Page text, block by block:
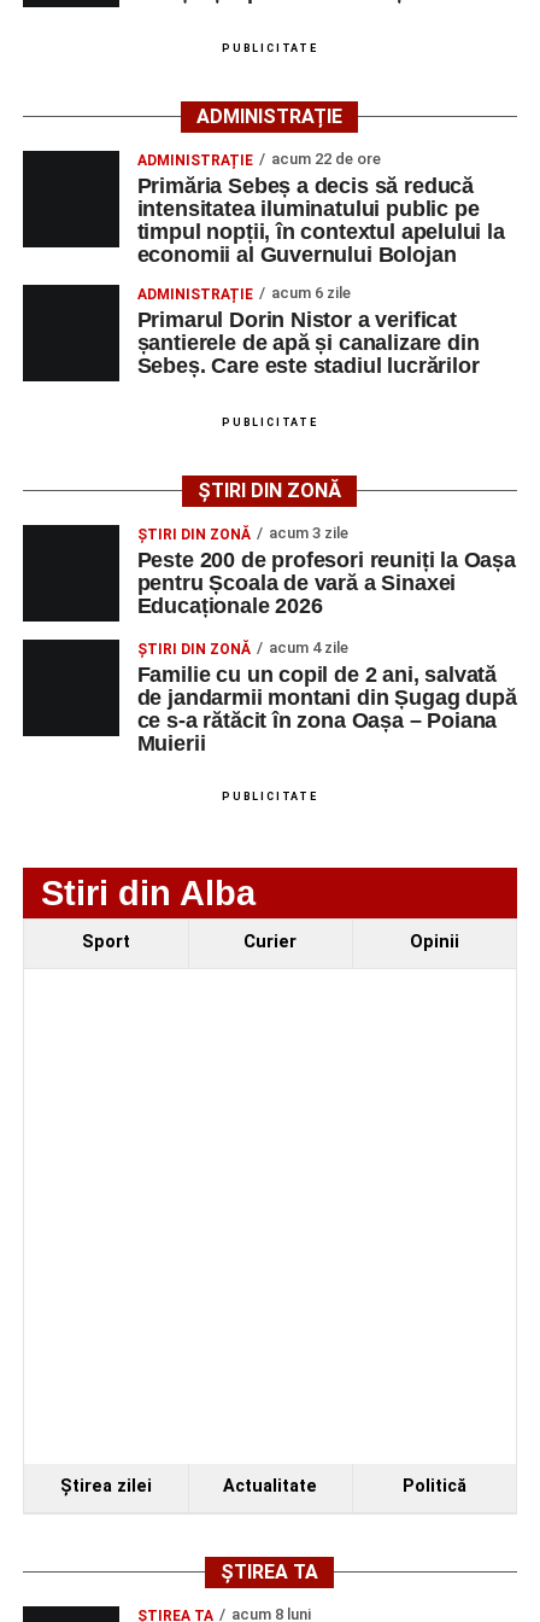
Urmărește-ne pe Google News
Primăria Sebeș a decis să reducă intensitatea
iluminatului public pe timpul nopții, în contextul
apelului la economii al Guvernului Bolojan
Duminică, 23 august 2026, Râpa Roșie găzduiește
cea de-a III-a ediție a concursului „CicloAventurier
de Sebeș”
Primul concert din cadrul String Symphonic Camp
2026 a adus emoție și aplauze la Sebeș
au venit la Sebeș și au susținut un recital apreciat de
tinerilor muzicieni și munca depusă în cadrul taberei, iar
spectatorii au răsplătit prestațiile cu aplauze îndelungate.
Evenimentul face parte din programulString Symphonic
Camp 2026, proiect susținut de Rotary Club Alba Iulia
care urmărește să ofere tinerilor muzicieni oportunitatea
reprezintă doar începutul unei serii de concerte care vor
avea loc pe parcursul taberei, oferind comunității din
și de a lua parte la un veritabil schimb cultural prin
PUBLICITATE
ADMINISTRAȚIE
ADMINISTRAȚIE acum 22 de ore
Primăria Sebeș a decis să reducă
intensitatea iluminatului public pe
timpul nopții, în contextul apelului la
economii al Guvernului Bolojan
ADMINISTRAȚIE acum 6 zile
Primarul Dorin Nistor a verificat
șantierele de apă și canalizare din
Sebeș. Care este stadiul lucrărilor
PUBLICITATE
ȘTIRI DIN ZONĂ
ȘTIRI DIN ZONĂ acum 3 zile
Peste 200 de profesori reuniți la Oașa
pentru Școala de vară a Sinaxei
Educaționale 2026
ȘTIRI DIN ZONĂ acum 4 zile
Familie cu un copil de 2 ani, salvată
de jandarmii montani din Șugag după
ce s-a rătăcit în zona Oașa – Poiana
Muierii
PUBLICITATE
Stiri din Alba
Sport Curier Opinii
Ştirea zilei Actualitate Politică
ȘTIREA TA
ŞTIREA TA acum 8 luni